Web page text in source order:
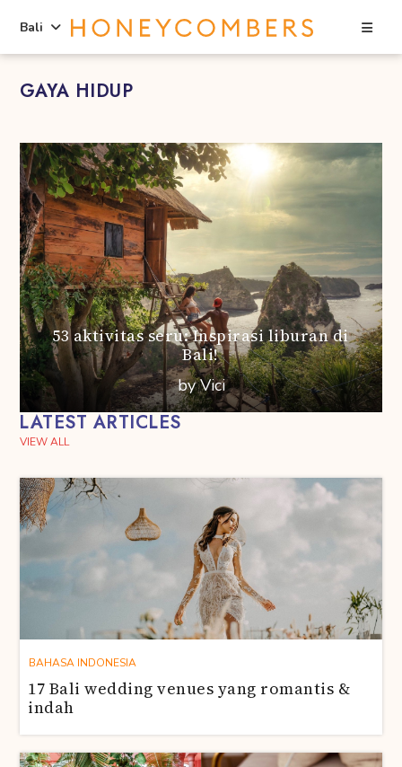
sidebar
Bali
GAYA HIDUP
53 aktivitas seru: Inspirasi liburan di
Bali!
by Vici
LATEST ARTICLES
VIEW ALL
BAHASA INDONESIA
17 Bali wedding venues yang romantis &
indah